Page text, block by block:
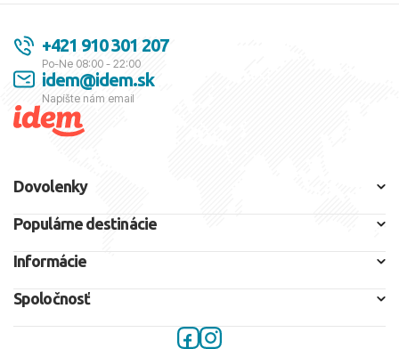
+421 910 301 207
Po-Ne 08:00 - 22:00
idem@idem.sk
Napíšte nám email
Dovolenky
Populárne destinácie
Informácie
Spoločnosť